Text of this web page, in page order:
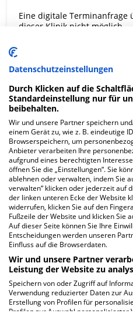
Eine digitale Terminanfrage
dieser Klinik nicht möglich.
Beratung
Start Für die Klinik
Herzlich
Sana Kliniken Leipziger
der Rudolf-Virchow-Straße
in Borna. Mit einer
den spezialisierten
21.493 medizinische Fälle
Datenschutzeinstellungen
Durch Klicken auf die
Standardeinstellung nur für
beibehalten.
Wir und unsere Partner speichern
einem Gerät zu, wie z. B. eindeutige
Browserspeichern, um
Anbieter verarbeiten Ihre
aufgrund eines berechtigten
öffnen Sie die „Einstellungen“. Sie
ablehnen oder verwalten, indem Sie
verwalten“ klicken oder jederzeit auf
der linken unteren Ecke der Website
widerrufen, klicken Sie auf den
Fußzeile der Website und klicken Sie
Auf dieser Seite können Sie Ihre
Entscheidungen werden unseren
Einfluss auf die Browserdaten.
Wir und unsere Partner
Leistung der Website zu
Speichern von oder Zugriff auf
Verwendung reduzierter Daten zur
Erstellung von Profilen für
Profilen zur Auswahl personalisierter